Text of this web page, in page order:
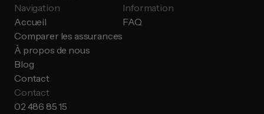
Navigation
Accueil
Comparer les assurances
À propos de nous
Blog
Contact
Information
FAQ
Contact
02 486 85 15